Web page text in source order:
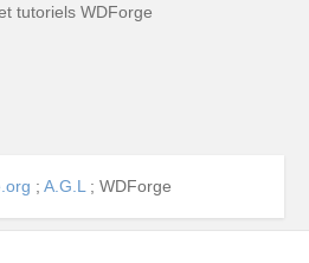
tutoriels WDForge
;A.G.L ;WDForge